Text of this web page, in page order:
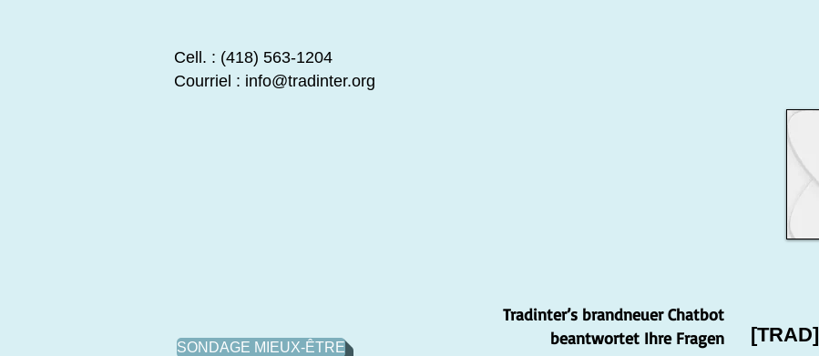
Cell. : (418) 563-1204
Courriel : info@tradinter.org
Tradinter’s brandneuer Chatbot
beantwortet Ihre Fragen
[TRAD]
SONDAGE MIEUX-ÊTRE